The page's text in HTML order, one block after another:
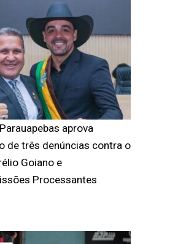
aprova
de três denúncias contra o
Goiano e
Processantes